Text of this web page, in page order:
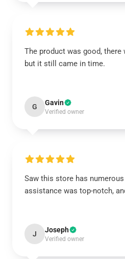
The product was good, there
but it still came in time.
G Gavin
Verified owner
Saw this store has
assistance was top-notch,
J Joseph
Verified owner